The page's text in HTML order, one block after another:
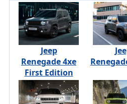
Jeep
Renegade 4xe
First Edition